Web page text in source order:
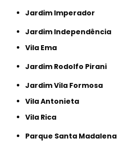
Jardim Imperador
Jardim Independência
Vila Ema
Jardim Rodolfo Pirani
Jardim Vila Formosa
Vila Antonieta
Vila Rica
Parque Santa Madalena